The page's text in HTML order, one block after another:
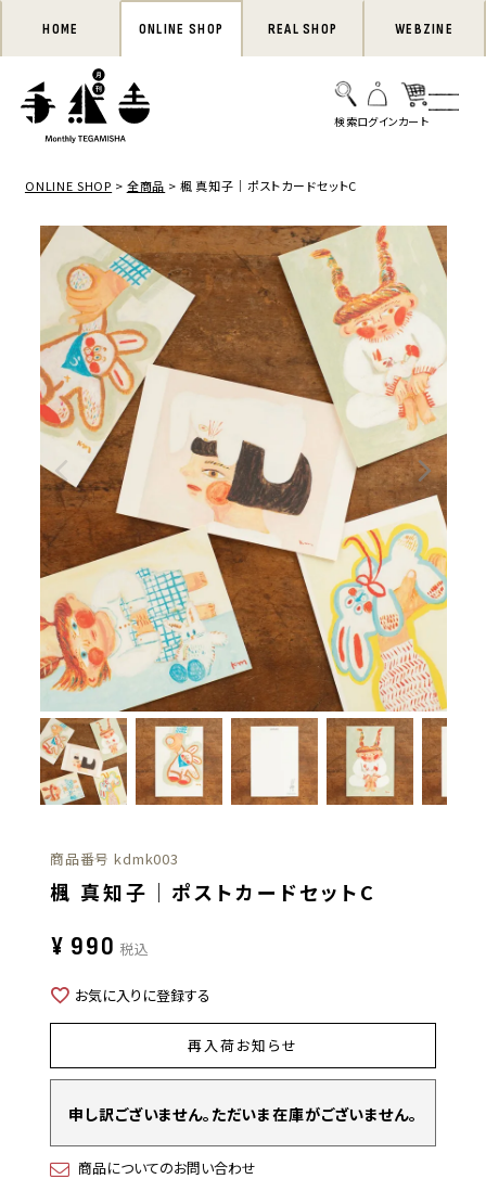
HOME ONLINE SHOP REAL SHOP WEBZINE
ONLINE SHOP 全商品 楓 真知子｜ポストカードセットC
商品番号 kdmk003
楓 真知子｜ポストカードセットC
¥ 990 税込
お気に入りに登録する
再入荷お知らせ
申し訳ございません。ただいま在庫がございません。
商品についてのお問い合わせ